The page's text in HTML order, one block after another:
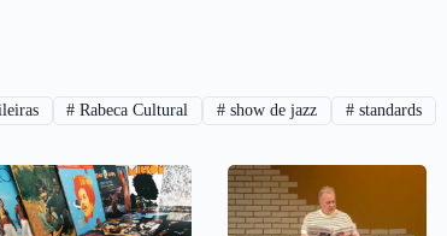
# Rabeca Cultural # show de jazz # standards